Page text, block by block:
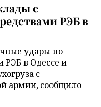
с
РЭБ в
удары по
РЭБ в Одессе и
с
армии, сообщило